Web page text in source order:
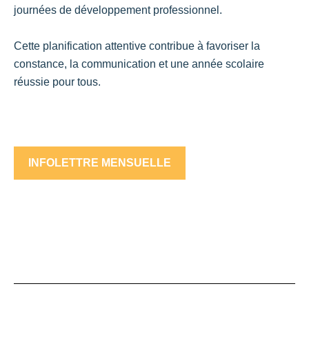
journées de développement professionnel.
Cette planification attentive contribue à favoriser la
constance, la communication et une année scolaire
réussie pour tous.
INFOLETTRE MENSUELLE